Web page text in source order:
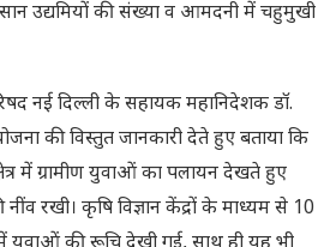
उद्यमियों की संख्या व आमदनी में चहुमुखी
नई दिल्ली के सहायक महानिदेशक डॉ.
की विस्तुत जानकारी देते हुए बताया कि
में ग्रामीण युवाओं का पलायन देखते हुए
रखी। कृषि विज्ञान केंद्रों के माध्यम से 10